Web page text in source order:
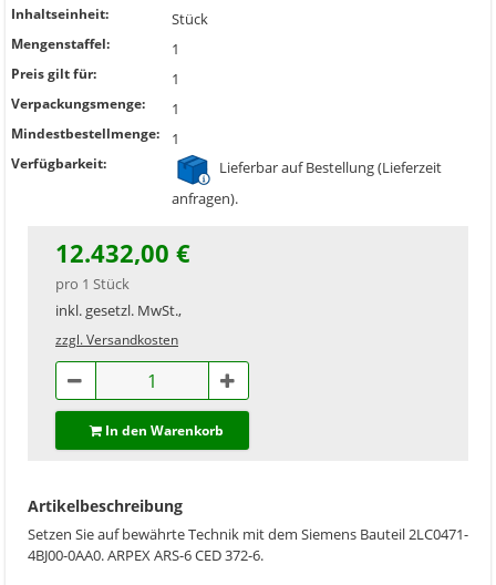
Inhaltseinheit: Stück
Mengenstaffel: 1
Preis gilt für: 1
Verpackungsmenge: 1
Mindestbestellmenge: 1
Verfügbarkeit:
Lieferbar auf Bestellung (Lieferzeit
anfragen).
12.432,00 €
pro 1 Stück
inkl. gesetzl. MwSt.,
zzgl. Versandkosten
In den Warenkorb
Artikelbeschreibung
Setzen Sie auf bewährte Technik mit dem Siemens Bauteil 2LC0471-
4BJ00-0AA0. ARPEX ARS-6 CED 372-6.